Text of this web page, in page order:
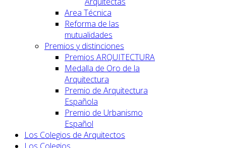
Area Técnica
Reforma de las
mutualidades
Premios y distinciones
Premios ARQUITECTURA
Medalla de Oro de la
Arquitectura
Premio de Arquitectura
Española
Premio de Urbanismo
Español
Los Colegios de Arquitectos